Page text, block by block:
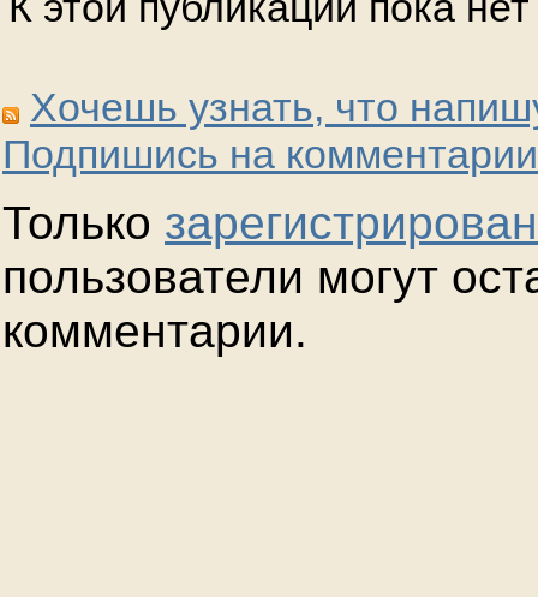
Хочешь узнать, что
Подпишись на
Только
пользователи могут
комментарии.